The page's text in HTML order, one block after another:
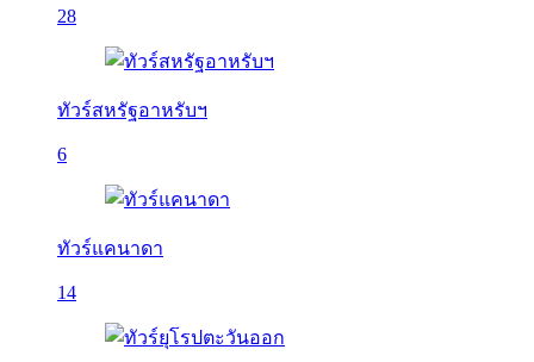
28
ทัวร์สหรัฐอาหรับฯ
6
ทัวร์แคนาดา
14